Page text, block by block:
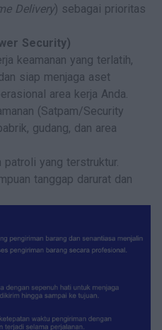
Delivery) sebagai prioritas
Security)
keamanan yang terlatih,
siap menjaga aset
area kerja Anda.
(Satpam/Security
gudang, dan area
yang terstruktur.
tanggap darurat dan